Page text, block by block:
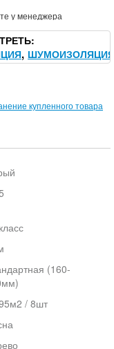
у менеджера
ШУМОИЗОЛЯЦИЯ
купленного товара
(160-
/ 8шт